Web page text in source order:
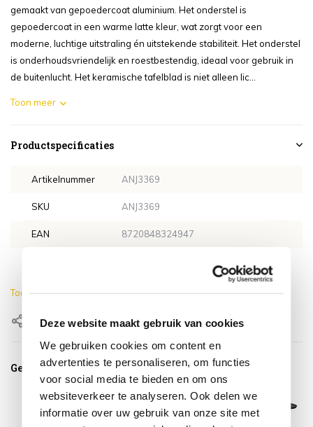
Deze website maakt gebruik van cookies
We gebruiken cookies om content en
advertenties te personaliseren, om functies
voor social media te bieden en om ons
websiteverkeer te analyseren. Ook delen we
informatie over uw gebruik van onze site met
gemaakt van gepoedercoat aluminium. Het onderstel is
gepoedercoat in een warme latte kleur, wat zorgt voor een
moderne, luchtige uitstraling én uitstekende stabiliteit. Het onderstel
is onderhoudsvriendelijk en roestbestendig, ideaal voor gebruik in
de buitenlucht. Het keramische tafelblad is niet alleen lic...
Toon meer
Productspecificaties
Artikelnummer ANJ3369
SKU ANJ3369
EAN 8720848324947
Toon meer
Delen
Gerelateerde producten